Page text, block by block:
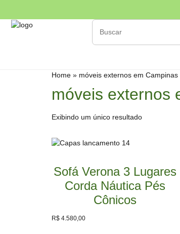
Home » móveis externos em Campinas
móveis externos
Exibindo um único resultado
Sofá Verona 3 Lugares
Corda Náutica Pés
Cônicos
R$ 4.580,00